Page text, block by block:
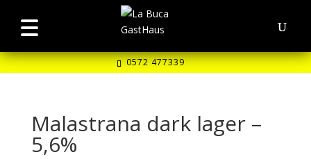
0572 477339
Malastrana dark lager –
5,6%